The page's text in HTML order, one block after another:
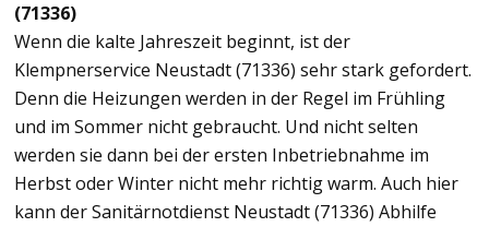
(71336)
Wenn die kalte Jahreszeit beginnt, ist der
Klempnerservice Neustadt (71336) sehr stark gefordert.
Denn die Heizungen werden in der Regel im Frühling
und im Sommer nicht gebraucht. Und nicht selten
werden sie dann bei der ersten Inbetriebnahme im
Herbst oder Winter nicht mehr richtig warm. Auch hier
kann der Sanitärnotdienst Neustadt (71336) Abhilfe